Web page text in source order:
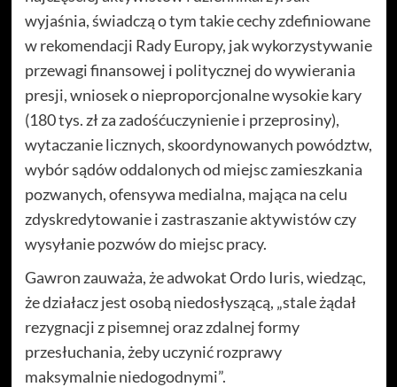
wyjaśnia, świadczą o tym takie cechy zdefiniowane
w rekomendacji Rady Europy, jak wykorzystywanie
przewagi finansowej i politycznej do wywierania
presji, wniosek o nieproporcjonalne wysokie kary
(180 tys. zł za zadośćuczynienie i przeprosiny),
wytaczanie licznych, skoordynowanych powództw,
wybór sądów oddalonych od miejsc zamieszkania
pozwanych, ofensywa medialna, mająca na celu
zdyskredytowanie i zastraszanie aktywistów czy
wysyłanie pozwów do miejsc pracy.
Gawron zauważa, że adwokat Ordo Iuris, wiedząc,
że działacz jest osobą niedosłyszącą, „stale żądał
rezygnacji z pisemnej oraz zdalnej formy
przesłuchania, żeby uczynić rozprawy
maksymalnie niedogodnymi”.